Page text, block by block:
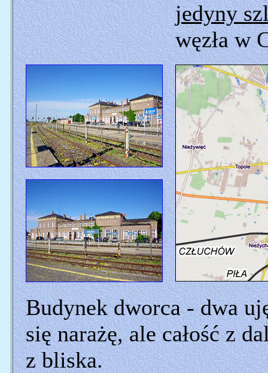
jedyny
węzła w
Budynek dworca - dwa
się narażę, ale całość z
z bliska.